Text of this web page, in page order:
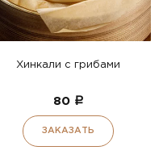
Хинкали с грибами
80 a
ЗАКАЗАТЬ